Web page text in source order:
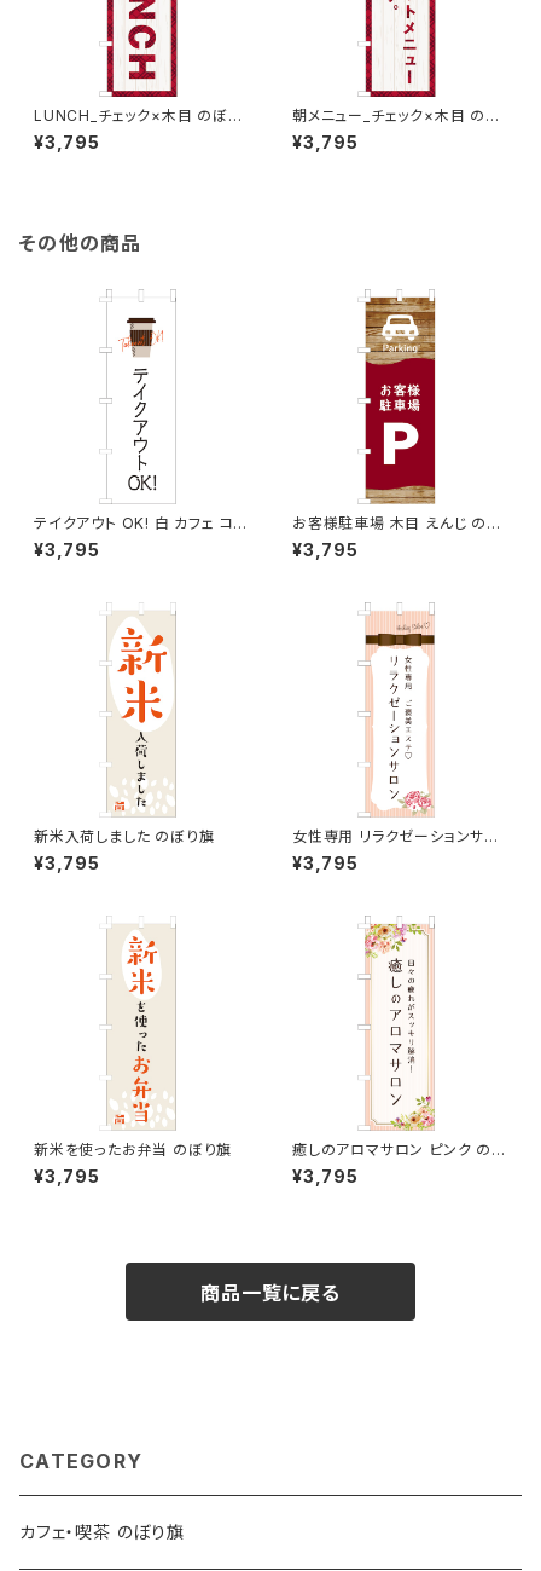
LUNCH_チェック×木目 のぼり
旗
¥3,795
朝メニュー_チェック×木目 のぼ
り旗
¥3,795
その他の商品
テイクアウト OK! 白 カフェ コ
ーヒー 2 のぼり旗
¥3,795
お客様駐車場 木目 えんじ のぼ
り旗
¥3,795
新米入荷しました のぼり旗
¥3,795
女性専用 リラクゼーションサロ
ン ピンク のぼり旗
¥3,795
新米を使ったお弁当 のぼり旗
¥3,795
癒しのアロマサロン ピンク のぼ
り旗
¥3,795
商品一覧に戻る
CATEGORY
カフェ・喫茶 のぼり旗